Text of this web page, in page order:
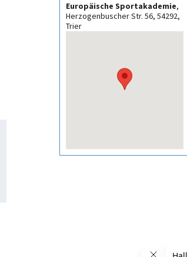
Europäische Sportakademie,
Herzogenbuscher Str. 56, 54292,
Trier